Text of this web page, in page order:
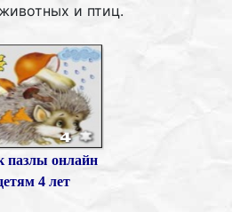
и птиц.
пазлы онлайн
4 лет